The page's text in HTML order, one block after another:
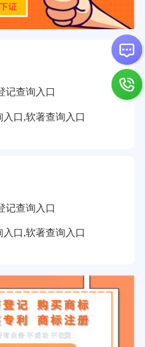
记查询入口
口,软著查询入口
记查询入口
口,软著查询入口